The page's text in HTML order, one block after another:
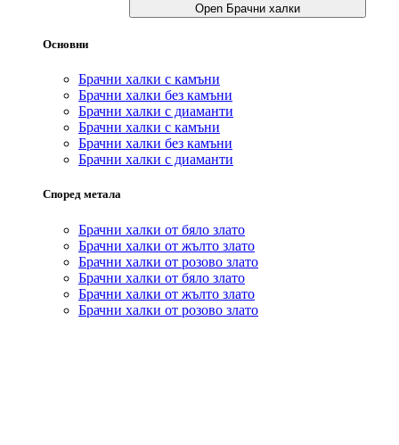
Open Брачни халки
Основни
Брачни халки с камъни
Брачни халки без камъни
Брачни халки с диаманти
Брачни халки с камъни
Брачни халки без камъни
Брачни халки с диаманти
Според метала
Брачни халки от бяло злато
Брачни халки от жълто злато
Брачни халки от розово злато
Брачни халки от бяло злато
Брачни халки от жълто злато
Брачни халки от розово злато